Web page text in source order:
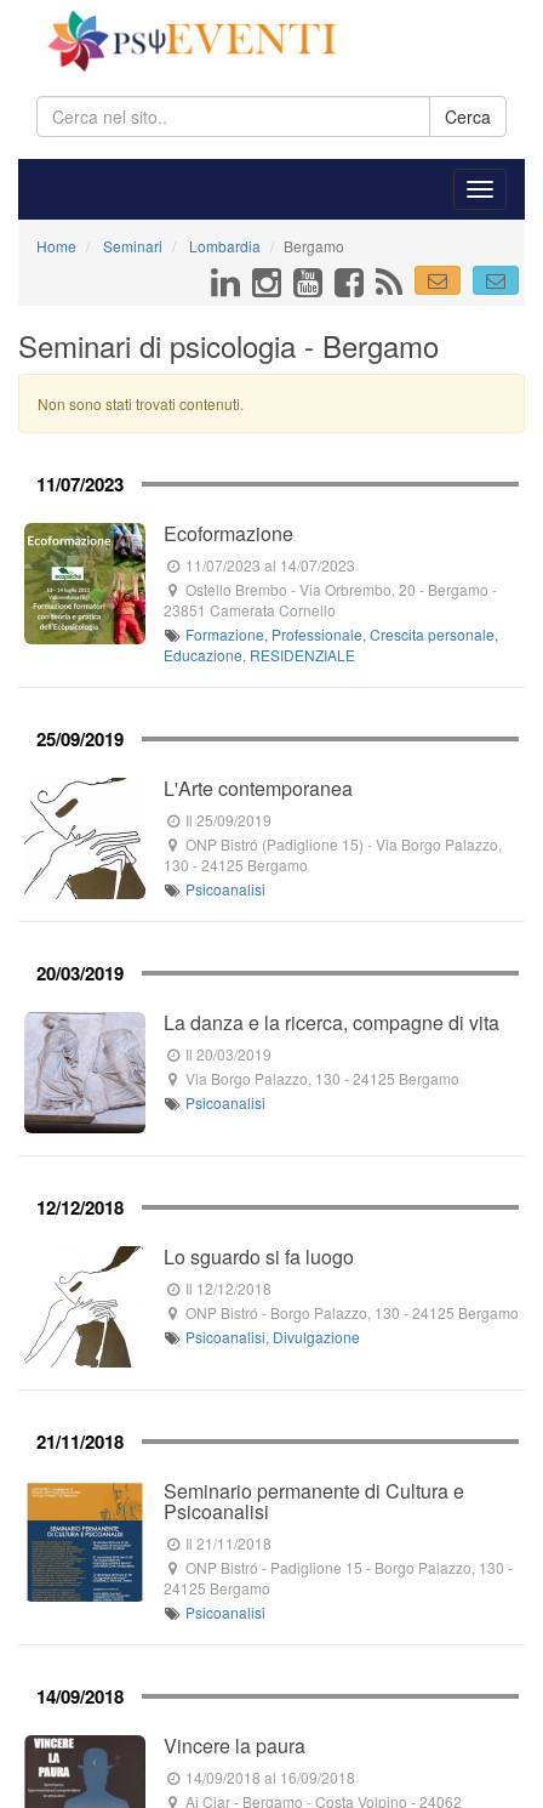
Cerca
Home Seminari Lombardia Bergamo
Seminari di psicologia - Bergamo
Non sono stati trovati contenuti.
11/07/2023
Ecoformazione
11/07/2023 al 14/07/2023
Ostello Brembo -Via Orbrembo, 20 - Bergamo -
23851 Camerata Cornello
Formazione, Professionale,Crescita personale,
Educazione, RESIDENZIALE
25/09/2019
L'Arte contemporanea
Il 25/09/2019
ONP Bistró (Padiglione 15) -Via Borgo Palazzo,
130 -24125 Bergamo
Psicoanalisi
20/03/2019
La danza e la ricerca, compagne di vita
Il 20/03/2019
Via Borgo Palazzo, 130 -24125 Bergamo
Psicoanalisi
12/12/2018
Lo sguardo si fa luogo
Il 12/12/2018
ONP Bistró - Borgo Palazzo, 130 -24125 Bergamo
Psicoanalisi, Divulgazione
21/11/2018
Seminario permanente di Cultura e
Psicoanalisi
Il 21/11/2018
ONP Bistró - Padiglione 15 - Borgo Palazzo, 130 -
24125 Bergamo
Psicoanalisi
14/09/2018
Vincere la paura
14/09/2018 al 16/09/2018
Ai Ciar- Bergamo -Costa Volpino -24062